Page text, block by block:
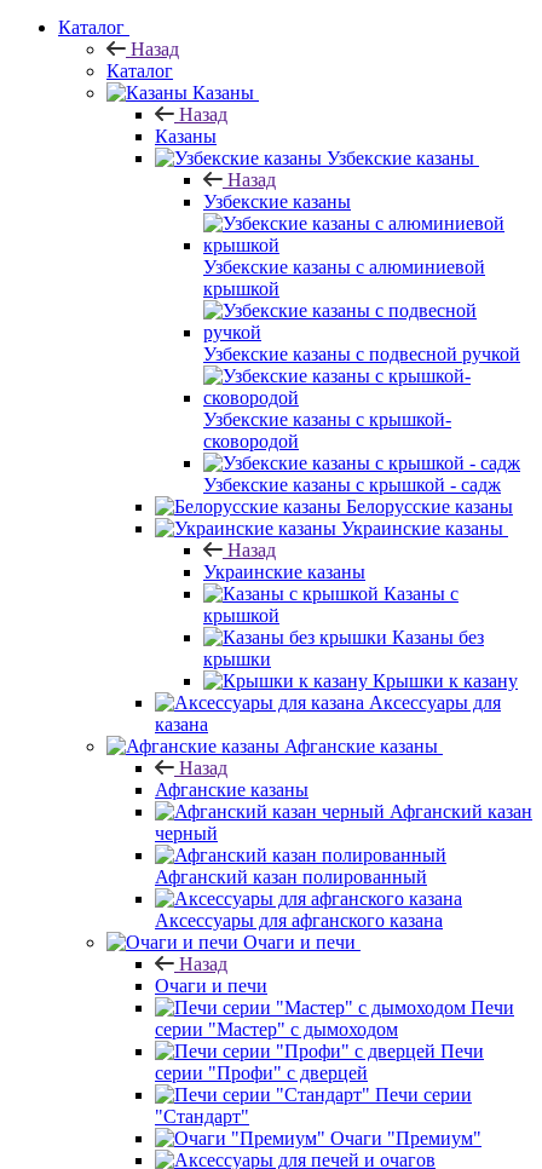
Каталог
Назад
Каталог
Казаны
Назад
Казаны
Узбекские казаны
Назад
Узбекские казаны
Узбекские казаны с алюминиевой
крышкой
Узбекские казаны с подвесной ручкой
Узбекские казаны с крышкой-
сковородой
Узбекские казаны с крышкой - садж
Белорусские казаны
Украинские казаны
Назад
Украинские казаны
Казаны с
крышкой
Казаны без
крышки
Крышки к казану
Аксессуары для
казана
Афганские казаны
Назад
Афганские казаны
Афганский казан
черный
Афганский казан полированный
Аксессуары для афганского казана
Очаги и печи
Назад
Очаги и печи
Печи
серии "Мастер" с дымоходом
Печи
серии "Профи" с дверцей
Печи серии
"Стандарт"
Очаги "Премиум"